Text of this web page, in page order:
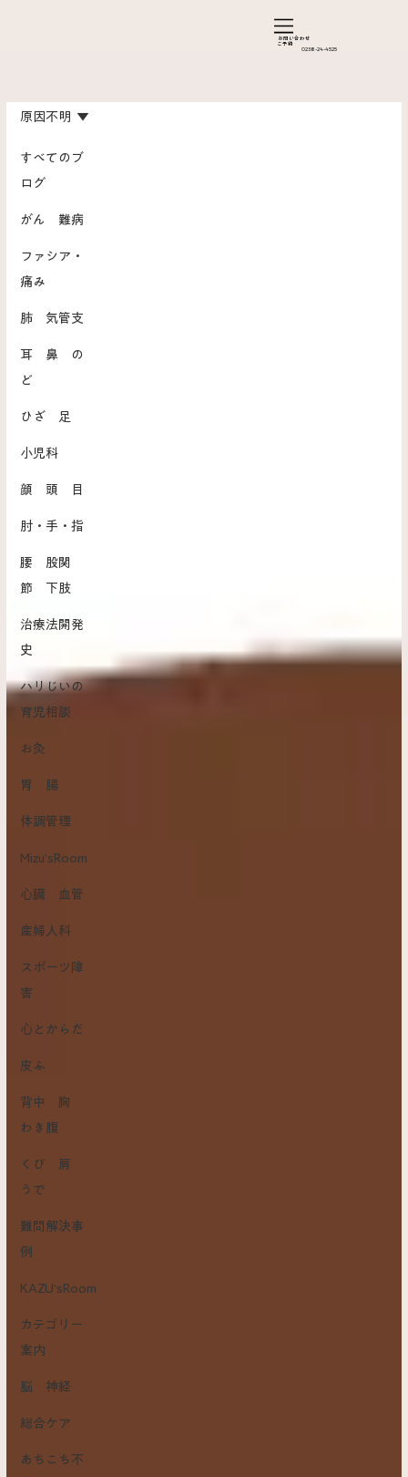
お問い合わ​せ
ご予約
0238-24-4525
すべてのブ
ログ
がん 難病
ファシア・
痛み
肺 気管支
耳 鼻 の
ど
ひざ 足
小児科
顔 頭 目
肘・手・指
腰 股関
節 下肢
治療法開発
史
ハリじいの
育児相談
お灸
胃 腸
体調管理
Mizu’sRoom
心臓 血管
産婦人科
スポーツ障
害
心とからだ
皮ふ
背中 胸
わき腹
くび 肩
うで
難問解決事
例
KAZU’sRoom
カテゴリー
案内
脳 神経
総合ケア
あちこち不
原因不明